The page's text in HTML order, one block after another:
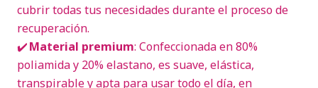
cubrir todas tus necesidades durante el proceso de
recuperación.
✔️Material premium: Confeccionada en 80%
poliamida y 20% elastano, es suave, elástica,
transpirable y apta para usar todo el día, en